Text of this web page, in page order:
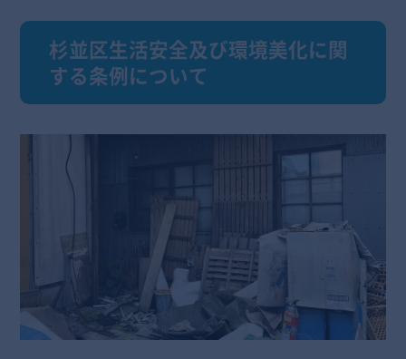
杉並区生活安全及び環境美化に関
する条例について